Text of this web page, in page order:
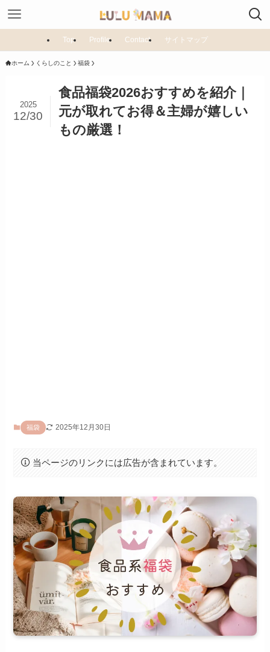
Top Profile Contact サイトマップ
ホーム くらしのこと 福袋
食品福袋2026おすすめを紹介｜
元が取れてお得＆主婦が嬉しい
もの厳選！
2025
12/30
福袋 2025年12月30日
当ページのリンクには広告が含まれています。